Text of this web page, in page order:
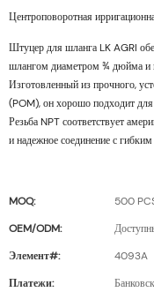
Центроповоротная
Штуцер для шланга LK AGRI
шлангом диаметром ¾ дюйма и
Изготовленный из прочного,
(POM), он хорошо подходит для
Резьба NPT соответствует
и надежное соединение с
MOQ:
500
OEM/ODM:
Элемент#:
4093A
Платежи: